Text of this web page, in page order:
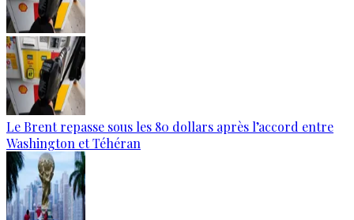
Le Brent repasse sous les 80 dollars après l’accord entre
Washington et Téhéran